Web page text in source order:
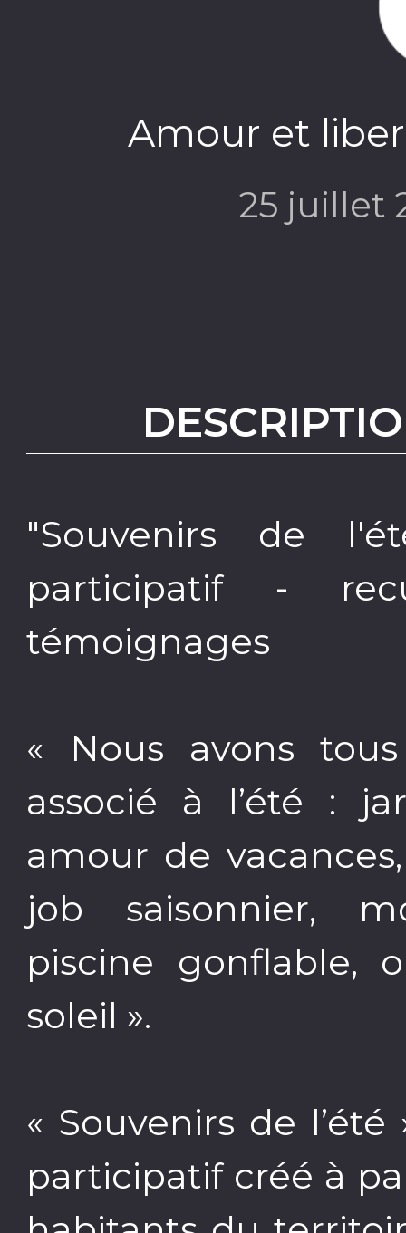
Amour et
25 juillet
"Souvenirs de
participatif -
témoignages
« Nous avons
associé à l’été :
amour de
job saisonnier,
piscine gonflable,
soleil ».
« Souvenirs de
participatif créé à